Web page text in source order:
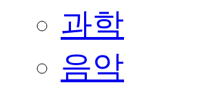
과학
음악